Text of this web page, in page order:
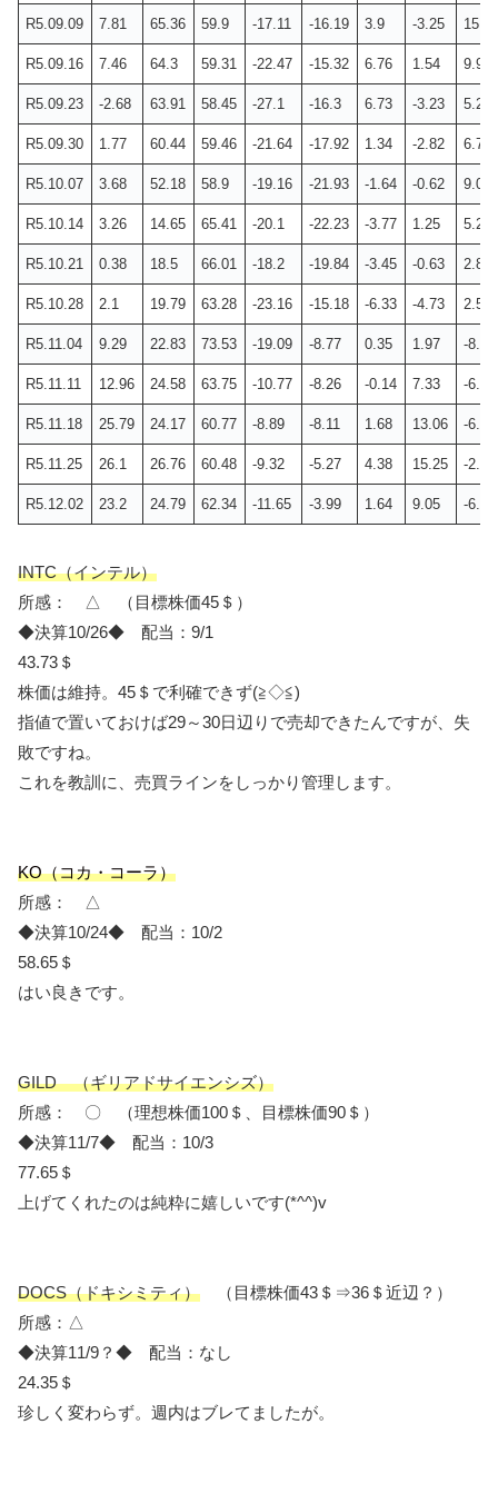
R5.09.09 7.81 65.36 59.9 -17.11 -16.19 3.9 -3.25
R5.09.16 7.46 64.3 59.31 -22.47 -15.32 6.76 1.54 9.92
R5.09.23 -2.68 63.91 58.45 -27.1 -16.3 6.73 -3.23 5.29
R5.09.30 1.77 60.44 59.46 -21.64 -17.92 1.34 -2.82 6.79
R5.10.07 3.68 52.18 58.9 -19.16 -21.93 -1.64 -0.62 9.02
R5.10.14 3.26 14.65 65.41 -20.1 -22.23 -3.77 1.25 5.25
R5.10.21 0.38 18.5 66.01 -18.2 -19.84 -3.45 -0.63 2.88
R5.10.28 2.1 19.79 63.28 -23.16 -15.18 -6.33 -4.73 2.59
R5.11.04 9.29 22.83 73.53 -19.09 -8.77 0.35 1.97 -8.13
R5.11.11 12.96 24.58 63.75 -10.77 -8.26 -0.14 7.33 -6.16
R5.11.18 25.79 24.17 60.77 -8.89 -8.11 1.68 13.06 -6.54
R5.11.25 26.1 26.76 60.48 -9.32 -5.27 4.38 15.25 -2.74
R5.12.02 23.2 24.79 62.34 -11.65 -3.99 1.64 9.05 -6.07
INTC（インテル）
所感： △ （目標株価45＄）
◆決算10/26◆ 配当：9/1
43.73＄
株価は維持。45＄で利確できず(≧◇≦)
指値で置いておけば29～30日辺りで売却できたんですが、失
敗ですね。
これを教訓に、売買ラインをしっかり管理します。
KO（コカ・コーラ）
所感： △
◆決算10/24◆ 配当：10/2
58.65＄
はい良きです。
GILD （ギリアドサイエンシズ）
所感： 〇 （理想株価100＄、目標株価90＄）
◆決算11/7◆ 配当：10/3
77.65＄
上げてくれたのは純粋に嬉しいです(*^^)v
DOCS（ドキシミティ） （目標株価43＄⇒36＄近辺？）
所感：△
◆決算11/9？◆ 配当：なし
24.35＄
珍しく変わらず。週内はブレてましたが。